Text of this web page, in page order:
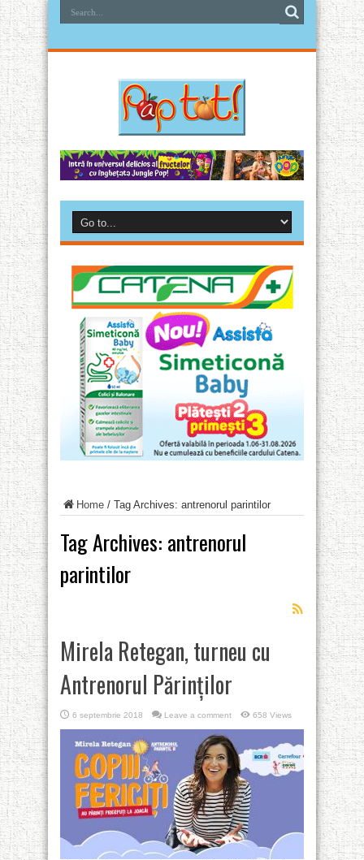
Home / Tag Archives: antrenorul parintilor
Tag Archives: antrenorul
parintilor
Mirela Retegan, turneu cu
Antrenorul Părinților
6 septembrie 2018 Leave a comment 658 Views